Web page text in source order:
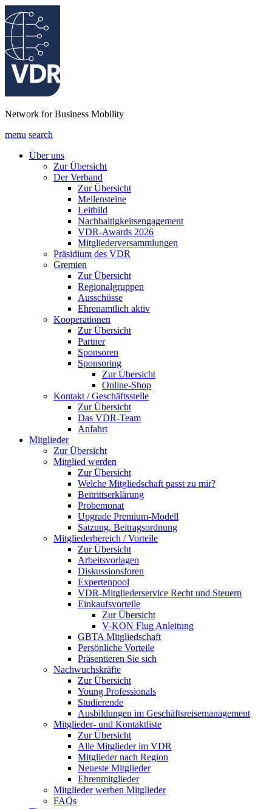
Network for Business Mobility
menu search
Über uns
Zur Übersicht
Der Verband
Zur Übersicht
Meilensteine
Leitbild
Nachhaltigkeitsengagement
VDR-Awards 2026
Mitgliederversammlungen
Präsidium des VDR
Gremien
Zur Übersicht
Regionalgruppen
Ausschüsse
Ehrenamtlich aktiv
Kooperationen
Zur Übersicht
Partner
Sponsoren
Sponsoring
Zur Übersicht
Online-Shop
Kontakt / Geschäftsstelle
Zur Übersicht
Das VDR-Team
Anfahrt
Mitglieder
Zur Übersicht
Mitglied werden
Zur Übersicht
Welche Mitgliedschaft passt zu mir?
Beitrittserklärung
Probemonat
Upgrade Premium-Modell
Satzung, Beitragsordnung
Mitgliederbereich / Vorteile
Zur Übersicht
Arbeitsvorlagen
Diskussionsforen
Expertenpool
VDR-Mitgliederservice Recht und Steuern
Einkaufsvorteile
Zur Übersicht
V-KON Flug Anleitung
GBTA Mitgliedschaft
Persönliche Vorteile
Präsentieren Sie sich
Nachwuchskräfte
Zur Übersicht
Young Professionals
Studierende
Ausbildungen im Geschäftsreisemanagement
Mitglieder- und Kontaktliste
Zur Übersicht
Alle Mitglieder im VDR
Mitglieder nach Region
Neueste Mitglieder
Ehrenmitglieder
Mitglieder werben Mitglieder
FAQs